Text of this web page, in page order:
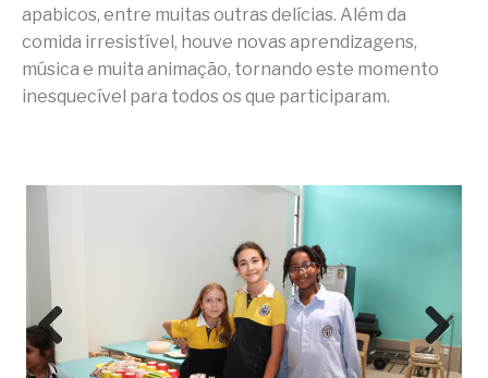
apabicos, entre muitas outras delícias. Além da
comida irresistível, houve novas aprendizagens,
música e muita animação, tornando este momento
inesquecível para todos os que participaram.
Prev
Next